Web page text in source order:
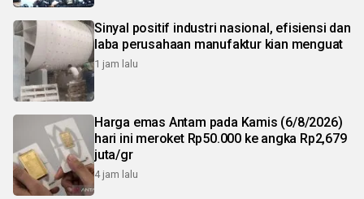
Sinyal positif industri nasional, efisiensi dan
laba perusahaan manufaktur kian menguat
1 jam lalu
Harga emas Antam pada Kamis (6/8/2026)
hari ini meroket Rp50.000 ke angka Rp2,679
juta/gr
4 jam lalu